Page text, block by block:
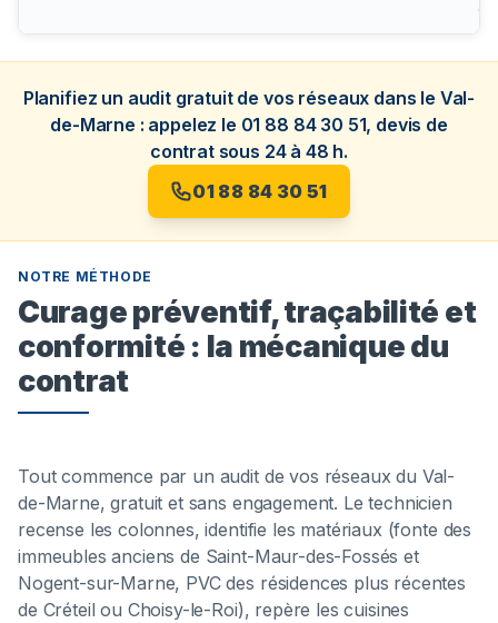
Planifiez un audit gratuit de vos réseaux dans le Val-
de-Marne : appelez le 01 88 84 30 51, devis de
contrat sous 24 à 48 h.
01 88 84 30 51
NOTRE MÉTHODE
Curage préventif, traçabilité et
conformité : la mécanique du
contrat
Tout commence par un audit de vos réseaux du Val-
de-Marne, gratuit et sans engagement. Le technicien
recense les colonnes, identifie les matériaux (fonte des
immeubles anciens de Saint-Maur-des-Fossés et
Nogent-sur-Marne, PVC des résidences plus récentes
de Créteil ou Choisy-le-Roi), repère les cuisines